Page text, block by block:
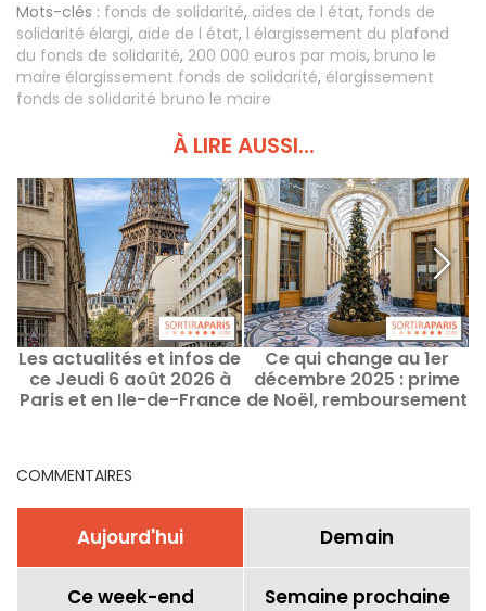
Mots-clés : fonds de solidarité, aides de l état, fonds de
solidarité élargi, aide de l état, l élargissement du plafond
du fonds de solidarité, 200 000 euros par mois, bruno le
maire élargissement fonds de solidarité, élargissement
fonds de solidarité bruno le maire
À LIRE AUSSI...
Les actualités et infos de
ce Jeudi 6 août 2026 à
Paris et en Ile-de-France
Ce qui change au 1er
décembre 2025 : prime
de Noël, remboursement
COMMENTAIRES
Aujourd'hui Demain
Ce week-end Semaine prochaine